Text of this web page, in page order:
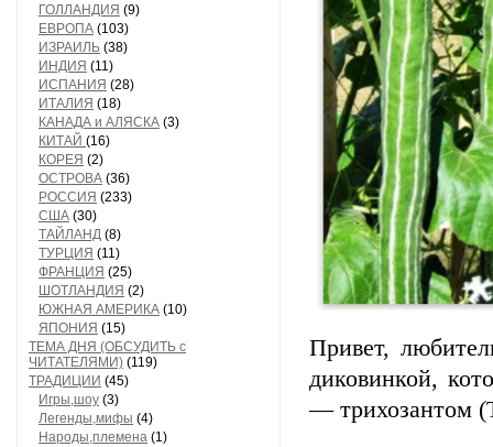
ГОЛЛАНДИЯ (9)
ЕВРОПА (103)
ИЗРАИЛЬ (38)
ИНДИЯ (11)
ИСПАНИЯ (28)
ИТАЛИЯ (18)
КАНАДА и АЛЯСКА (3)
КИТАЙ (16)
КОРЕЯ (2)
ОСТРОВА (36)
РОССИЯ (233)
США (30)
ТАЙЛАНД (8)
ТУРЦИЯ (11)
ФРАНЦИЯ (25)
ШОТЛАНДИЯ (2)
ЮЖНАЯ АМЕРИКА (10)
ЯПОНИЯ (15)
ТЕМА ДНЯ (ОБСУДИТЬ с
ЧИТАТЕЛЯМИ) (119)
ТРАДИЦИИ (45)
Игры,шоу (3)
Легенды,мифы (4)
Народы,племена (1)
Привет,
диковинкой,
— трихозантом